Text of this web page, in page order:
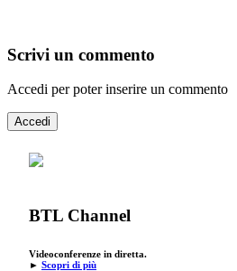
Scrivi un commento
Accedi per poter inserire un commento
Accedi
BTL Channel
Videoconferenze in diretta.
► Scopri di più